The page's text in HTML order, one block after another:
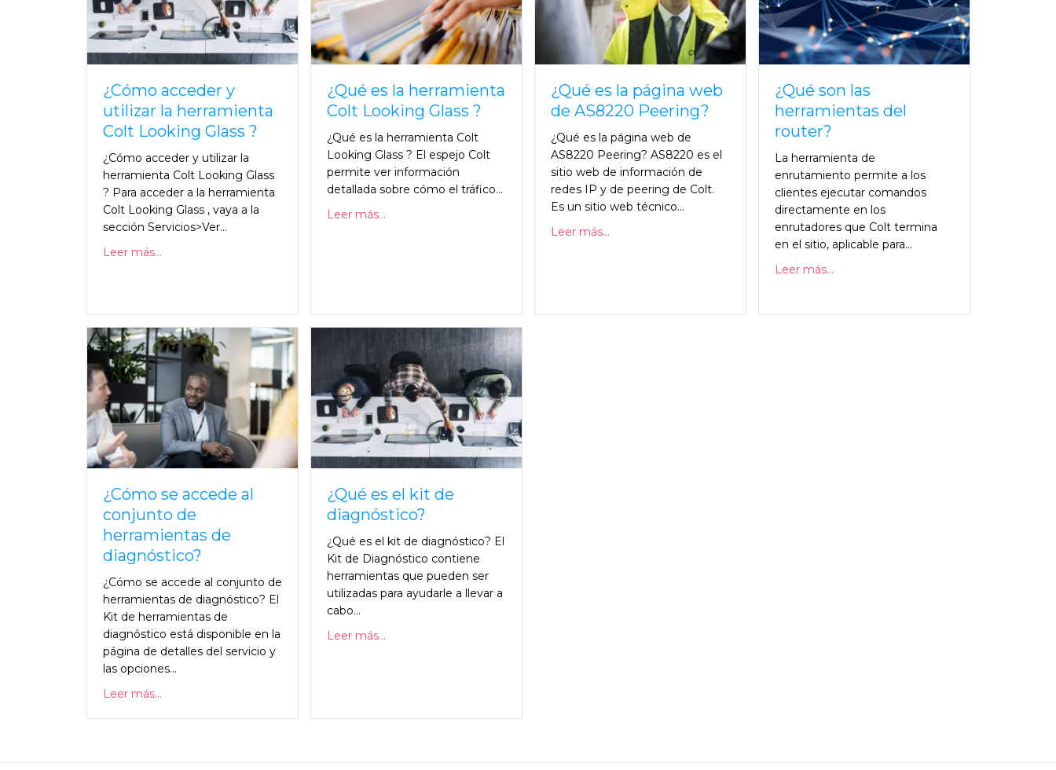
¿Cómo acceder y
utilizar la herramienta
Colt Looking Glass ?
¿Cómo acceder y utilizar la
herramienta Colt Looking Glass
? Para acceder a la herramienta
Colt Looking Glass , vaya a la
sección Servicios>Ver...
Leer más...
¿Qué es la herramienta
Colt Looking Glass ?
¿Qué es la herramienta Colt
Looking Glass ? El espejo Colt
permite ver información
detallada sobre cómo el tráfico...
Leer más...
¿Qué es la página web
de AS8220 Peering?
¿Qué es la página web de
AS8220 Peering? AS8220 es el
sitio web de información de
redes IP y de peering de Colt.
Es un sitio web técnico...
Leer más...
¿Qué son las
herramientas del
router?
La herramienta de
enrutamiento permite a los
clientes ejecutar comandos
directamente en los
enrutadores que Colt termina
en el sitio, aplicable para...
Leer más...
¿Cómo se accede al
conjunto de
herramientas de
diagnóstico?
¿Cómo se accede al conjunto de
herramientas de diagnóstico? El
Kit de herramientas de
diagnóstico está disponible en la
página de detalles del servicio y
las opciones...
Leer más...
¿Qué es el kit de
diagnóstico?
¿Qué es el kit de diagnóstico? El
Kit de Diagnóstico contiene
herramientas que pueden ser
utilizadas para ayudarle a llevar a
cabo...
Leer más...